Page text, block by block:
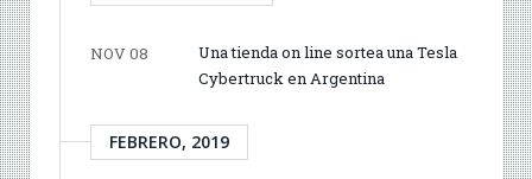
NOV 08
Una tienda on line sortea una Tesla
Cybertruck en Argentina
FEBRERO, 2019